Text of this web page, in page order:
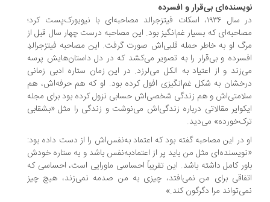
بی‌قرار و افسرده
در سال ۱۹۳۶، اسکات فیتزجرالد مصاحبه‌ای با نیویورک‌پست کرد؛
که بسیار غم‌انگیز بود. این مصاحبه درست چهار سال قبل از
او به خاطر حمله قلبی‌اش صورت گرفت. این مصاحبه فیتزجرالدِ
و بی‌قرار را به تصویر می‌کشد که در دل داستان‌هایش پرسه
و از اعتیاد به الکل می‌لرزد. در این زمان ستاره ادبی زمانی
به شکل غم‌انگیزی افول کرده بود. او که هم حرفه‌اش، هم
و هم زندگی شخصی‌اش حسابی نزول کرده بود برای مجله
مقالاتی درباره زندگی‌اش می‌نوشت و زندگی را مثل «بشقابی
می‌دید.
در این مصاحبه گفته بود که اعتماد به‌نفس‌اش را از دست داده بود:
مثل من باید پر از اعتمادبه‌نفس باشد و به ستاره خودش
کامل داشته باشد. این تقریباً احساسی ماورایی است، احساسی که
برای من نمی‌افتد، چیزی به من صدمه نمی‌زند، هیچ چیز
مرا دگرگون کند.»